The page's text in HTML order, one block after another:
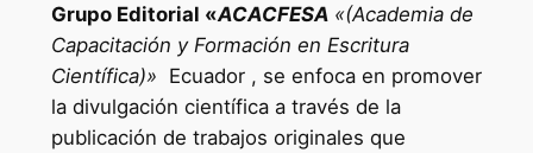
Grupo Editorial «ACACFESA «(Academia de
Capacitación y Formación en Escritura
Científica)» Ecuador , se enfoca en promover
la divulgación científica a través de la
publicación de trabajos originales que